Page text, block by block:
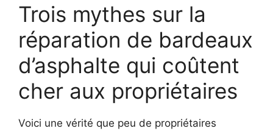
Trois mythes sur la
réparation de bardeaux
d’asphalte qui coûtent
cher aux propriétaires
Voici une vérité que peu de propriétaires